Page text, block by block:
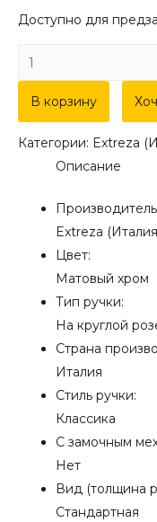
Доступно для
Количество
товара
Дверная
ручка
Extreza
"CALIPSO"
розетке
матовый
В корзину
Категории: Extreza
Описание
Extreza
Цвет:
Матовый хром
Тип ручки:
На круглой
Страна
Италия
Стиль ручки:
Классика
С замочным
Нет
Вид (толщина
Стандартная